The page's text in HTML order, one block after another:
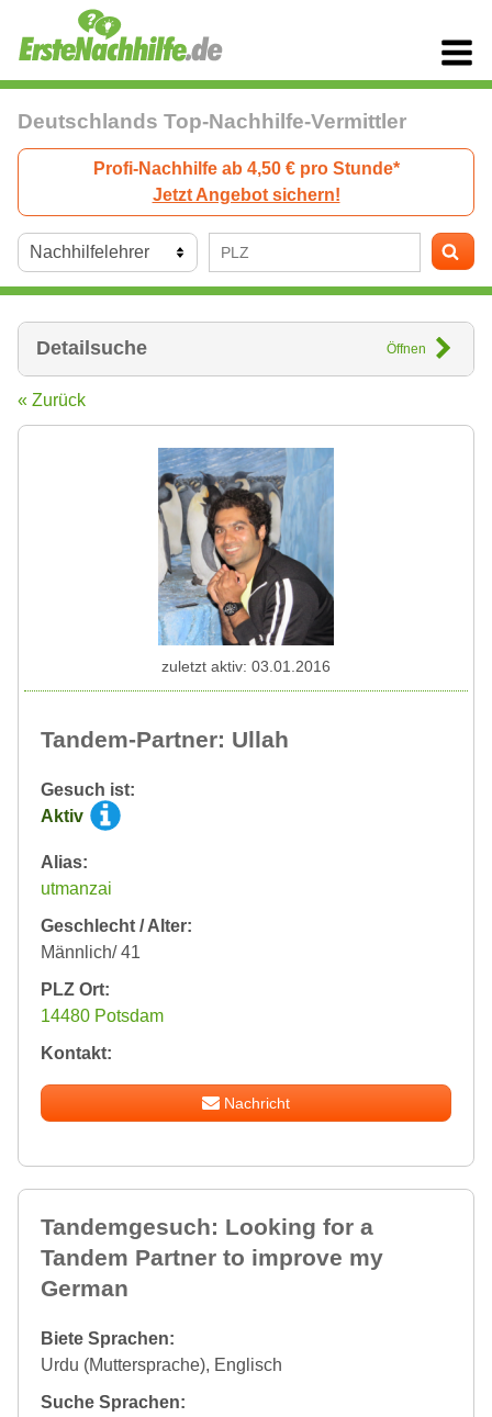
Deutschlands Top-Nachhilfe-Vermittler
Profi-Nachhilfe ab 4,50 € pro Stunde*
Jetzt Angebot sichern!
Detailsuche Öffnen
« Zurück
Tandem-Partner: Ullah
Gesuch ist:
Aktiv
Alias:
utmanzai
Geschlecht / Alter:
Männlich/ 41
PLZ Ort:
14480 Potsdam
Kontakt:
Nachricht
zuletzt aktiv: 03.01.2016
Tandemgesuch: Looking for a
Tandem Partner to improve my
German
Biete Sprachen:
Urdu (Muttersprache), Englisch
Suche Sprachen: